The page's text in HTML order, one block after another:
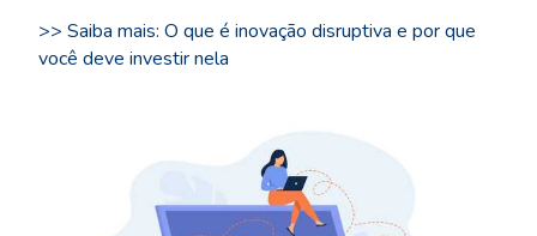
>> Saiba mais: O que é inovação disruptiva e por que
você deve investir nela